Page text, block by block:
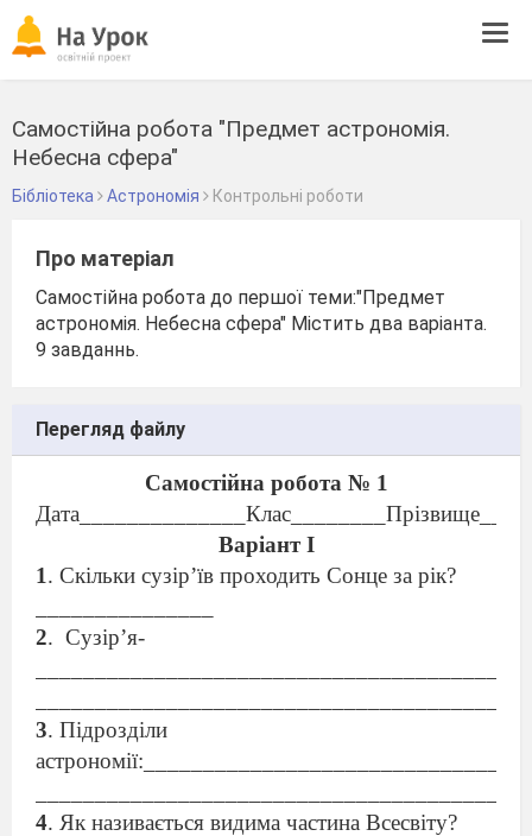
Самостійна робота "Предмет астрономія.
Небесна сфера"
Бібліотека Астрономія Контрольні роботи
Про матеріал
Самостійна робота до першої теми:"Предмет
астрономія. Небесна сфера" Містить два варіанта.
9 завданнь.
Перегляд файлу
Самостійна робота № 1
Варіант І
1. Скільки сузір’їв проходить Сонце за рік?
2. Сузір’я-
3. Підрозділи
астрономії:______________________________
4. Як називається видима частина Всесвіту?